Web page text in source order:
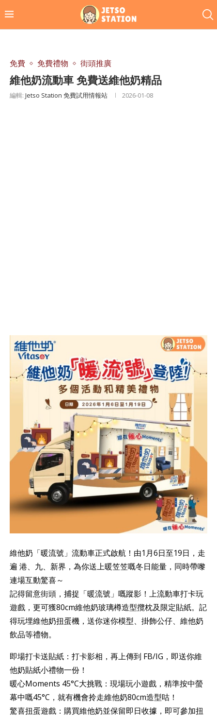
免費 免費禮物 街頭推廣
維他奶流動車 免費送維他奶精品
編輯: Jetso Station 免費試用情報站 2026-01-08
維他奶「暖流號」流動車正式啟航！由1月6日至19日，走
遍 港、九、新界，為你送上暖笠笠嘅冬日能量，同時帶嚟
連場互動驚喜～
記得留意街頭，捕捉「暖流號」嘅蹤影！上流動車打卡玩
遊戲，更可獲80cm維他奶玻璃樽造型攬枕及限定貼紙。記
得玩埋維他奶扭蛋機，送你迷你模型、掛飾公仔、維他奶
飲品等禮物。
即場打卡送貼紙：打卡影相，再上傳到 FB/IG，即送你維
他奶貼紙小禮物一份！
暖心Moments 45°C大挑戰：現場玩小遊戲，精準按中螢
幕中嘅45°C，就有機會拎走維他奶80cm造型咕！
驚喜扭蛋遊戲：購買維他奶並保留即日收據，即可參加扭